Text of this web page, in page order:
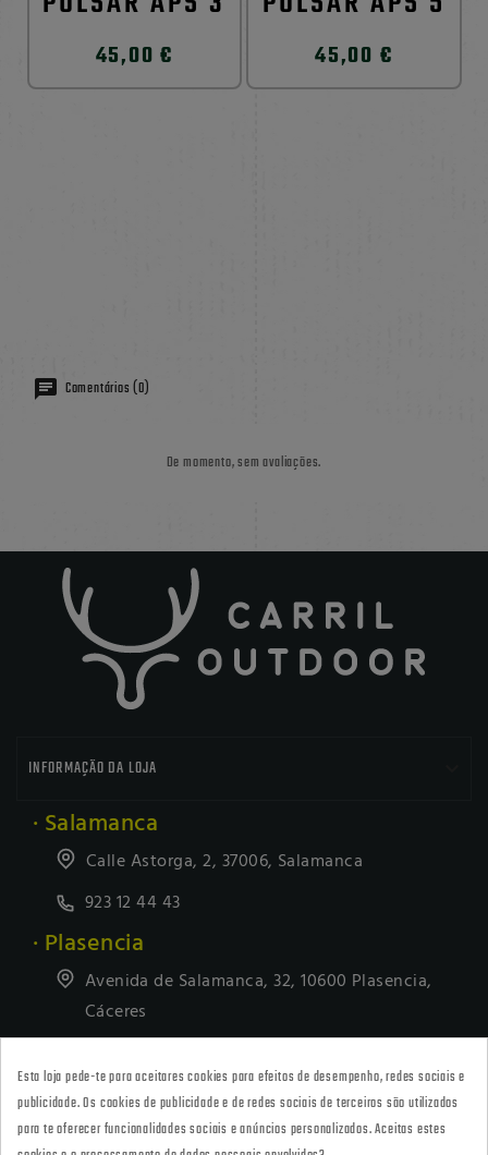
45,00 € 45,00 €
Comentários (0)
De momento, sem avaliações.
INFORMAÇÃO DA LOJA
· Salamanca
Calle Astorga, 2, 37006, Salamanca
923 12 44 43
· Plasencia
Avenida de Salamanca, 32, 10600 Plasencia,
Cáceres
· Tienda Online
marketing@armeriacarril.com
Esta loja pede-te para aceitares cookies para efeitos de desempenho, redes sociais e
publicidade. Os cookies de publicidade e de redes sociais de terceiros são utilizados
para te oferecer funcionalidades sociais e anúncios personalizados. Aceitas estes